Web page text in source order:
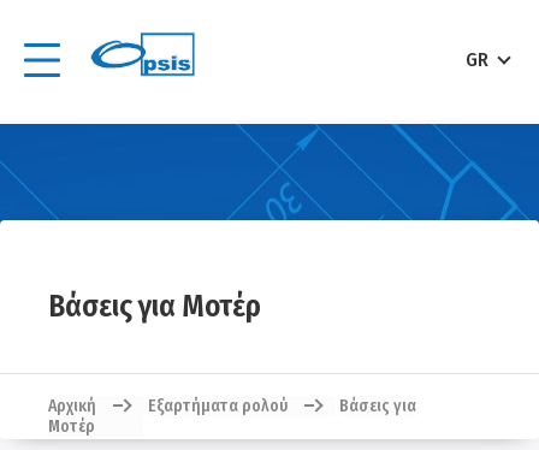
GR
Βάσεις για Μοτέρ
Αρχική Εξαρτήματα ρολού
Βάσεις για
Μοτέρ